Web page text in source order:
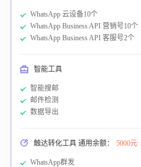
WhatsApp 云设备10个
WhatsApp Business API 营销号10个
WhatsApp Business API 客服号2个
智能工具
智能搜邮
邮件检测
数据导出
触达转化工具 通用余额： 5000元
WhatsApp群发